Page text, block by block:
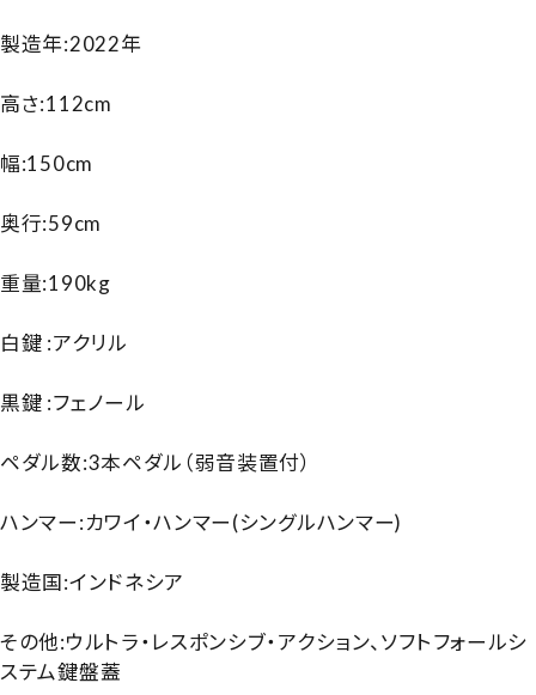
製造年:2022年
高さ:112cm
幅:150cm
奥行:59cm
重量:190kg
白鍵 :アクリル
黒鍵 :フェノール
ペダル数:3本ペダル（弱音装置付）
ハンマー:カワイ・ハンマー(シングルハンマー)
製造国:インドネシア
その他:ウルトラ・レスポンシブ・アクション、ソフトフォールシ
ステム鍵盤蓋